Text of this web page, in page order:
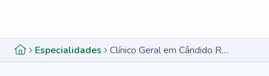
Especialidades Clínico Geral em Cândido Rodrigues - SP